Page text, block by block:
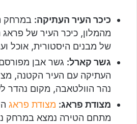
כיכר העיר העתיקה: במרחק
מהמלון, כיכר העיר של
של מבנים היסטורית, אוכל
גשר קארל: גשר אבן
העתיקה עם העיר הקטנה,
נהר הוולטאבה, מקום נהדר
מצודת פראג: מצודת פראג
מתחם הטירה נמצא במרחק